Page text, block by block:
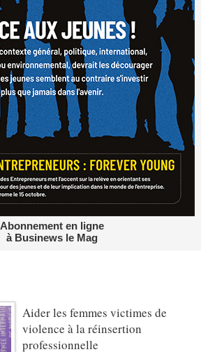
Abonnement en ligne
à Businews le Mag
Aider les femmes victimes de
violence à la réinsertion
professionnelle